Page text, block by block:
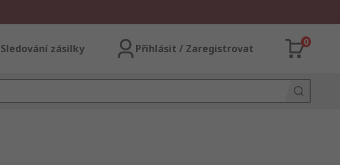
Sledování zásilky Přihlásit / Zaregistrovat
0